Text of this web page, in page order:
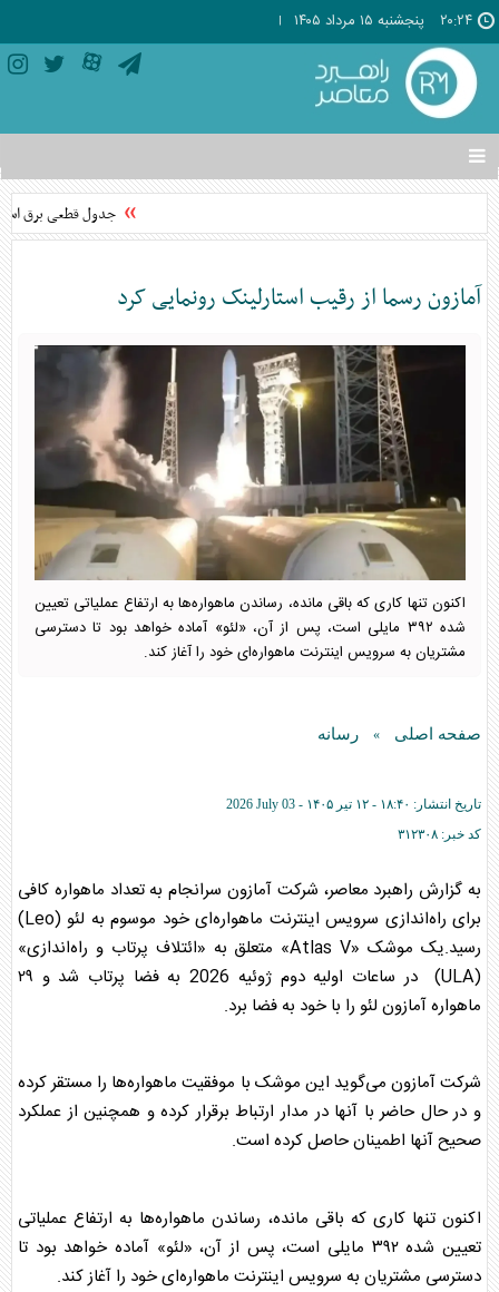
۲۰:۲۴ پنجشنبه ۱۵ مرداد ۱۴۰۵
تغییر
وضعیت
منوی
ها
جدول قطعی برق استان قم فردا
آمازون رسما از رقیب استارلینک رونمایی کرد
اکنون تنها کاری که باقی مانده، رساندن ماهواره‌ها به ارتفاع عملیاتی تعیین
شده ۳۹۲ مایلی است، پس از آن، «لئو» آماده خواهد بود تا دسترسی
مشتریان به سرویس اینترنت ماهواره‌ای خود را آغاز کند.
صفحه اصلی » رسانه
تاریخ انتشار: ۱۸:۴۰ - ۱۲ تير ۱۴۰۵ -
2026 July 03
کد خبر: ۳۱۲۳۰۸
به گزارش راهبرد معاصر، شرکت آمازون سرانجام به تعداد ماهواره کافی
برای راه‌اندازی سرویس اینترنت ماهواره‌ای خود موسوم به لئو (Leo)
رسید.یک موشک «Atlas V» متعلق به «ائتلاف پرتاب و راه‌اندازی»
(ULA) در ساعات اولیه دوم ژوئیه 2026 به فضا پرتاب شد و ۲۹
ماهواره آمازون لئو را با خود به فضا برد.
شرکت آمازون می‌گوید این موشک با موفقیت ماهواره‌ها را مستقر کرده
و در حال حاضر با آنها در مدار ارتباط برقرار کرده و همچنین از عملکرد
صحیح آنها اطمینان حاصل کرده است.
اکنون تنها کاری که باقی مانده، رساندن ماهواره‌ها به ارتفاع عملیاتی
تعیین شده ۳۹۲ مایلی است، پس از آن، «لئو» آماده خواهد بود تا
دسترسی مشتریان به سرویس اینترنت ماهواره‌ای خود را آغاز کند.